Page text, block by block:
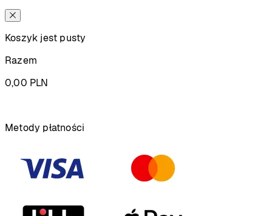
Koszyk jest pusty
Razem
0,00 PLN
Metody płatności